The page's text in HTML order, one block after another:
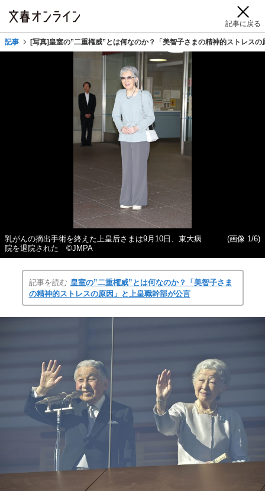
記事に戻る
記事 [写真]皇室の”二重権威”とは何なのか？「美智子さまの精神的ストレス
乳がんの摘出手術を終えた上皇后さまは9月10日、東大病
院を退院された ©JMPA
(画像 1/6)
記事を読む 皇室の”二重権威”とは何なのか？「美智子さま
の精神的ストレスの原因」と上皇職幹部が公言